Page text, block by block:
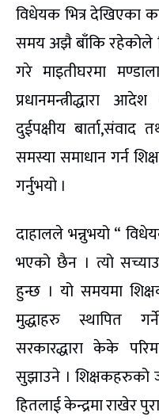
विधेयक भित्र देखिएका
समय अझै बाँकि रहेकोले
गरे माइतीघरमा
प्रधानमन्त्रीद्धारा
दुईपक्षीय
समस्या समाधान गर्न
गर्नुभयो ।
दाहालले भन्नुभयो “
भएको छैन । त्यो
हुन्छ । यो समयमा
मुद्धाहरु स्थापित
सरकारद्धारा केके
सुझाउने ।
हितलाई केन्द्रमा राखेर